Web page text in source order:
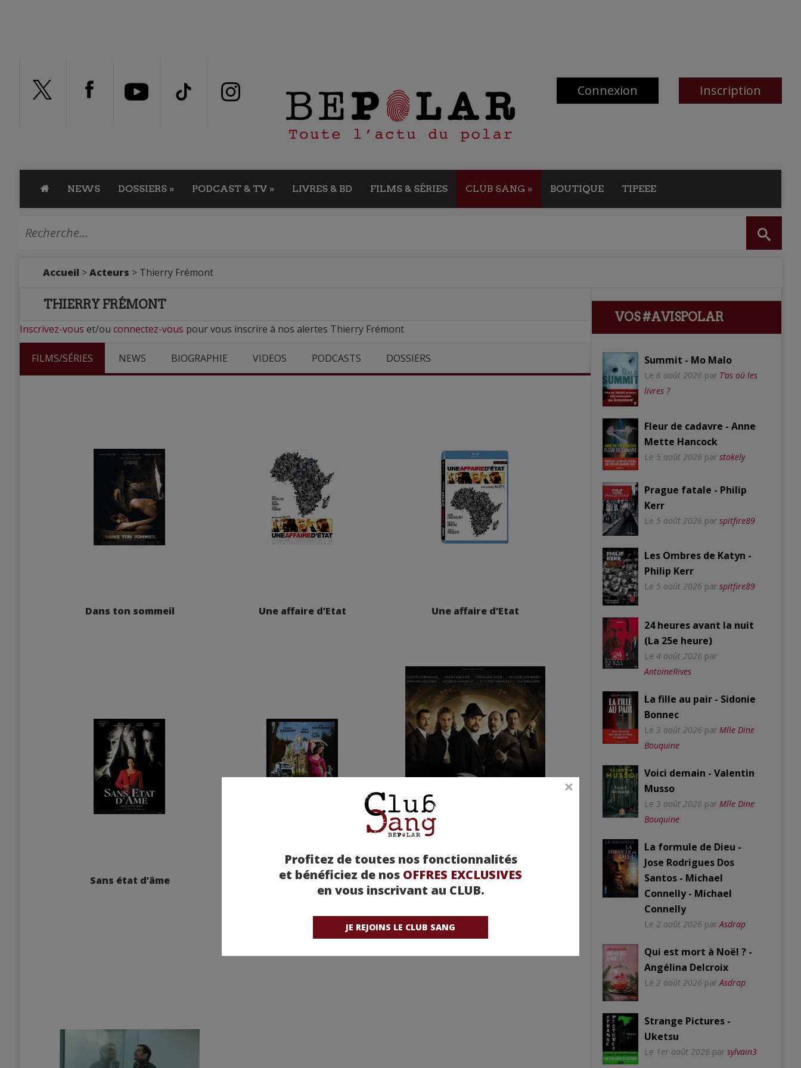
Connexion Inscription
NEWS DOSSIERS » PODCAST & TV » LIVRES & BD FILMS & SÉRIES CLUB SANG » BOUTIQUE TIPEEE
Profitez de toutes nos fonctionnalités
et bénéficiez de nos OFFRES EXCLUSIVES
en vous inscrivant au CLUB.
JE REJOINS LE CLUB SANG
Accueil >Acteurs > Thierry Frémont
THIERRY FRÉMONT
Inscrivez-vous et/ou connectez-vous pour vous inscrire à nos alertes Thierry Frémont
FILMS/SÉRIES NEWS BIOGRAPHIE VIDEOS PODCASTS DOSSIERS
Dans ton sommeil Une affaire d’Etat Une affaire d’Etat
Sans état d’âme 13 French Street - Jean-
Pierre Mocky
Les brigades du Tigre -
Jérôme Cornuau
VOS #AVISPOLAR
Summit - Mo Malo
Le 6 août 2026 par T’as où les
livres ?
Fleur de cadavre - Anne
Mette Hancock
Le 5 août 2026 par stokely
Prague fatale - Philip
Kerr
Le 5 août 2026 par spitfire89
Les Ombres de Katyn -
Philip Kerr
Le 5 août 2026 par spitfire89
24 heures avant la nuit
(La 25e heure)
Le 4 août 2026 par
AntoineRives
La fille au pair - Sidonie
Bonnec
Le 3 août 2026 par Mlle Dine
Bouquine
Voici demain - Valentin
Musso
Le 3 août 2026 par Mlle Dine
Bouquine
La formule de Dieu -
Jose Rodrigues Dos
Santos - Michael
Connelly - Michael
Connelly
Le 2 août 2026 par Asdrap
Qui est mort à Noël ? -
Angélina Delcroix
Le 2 août 2026 par Asdrap
Strange Pictures -
Uketsu
Le 1er août 2026 par sylvain3